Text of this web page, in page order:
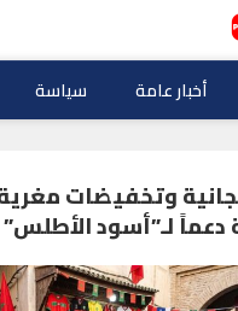
أخبار عامة سياسة
وتخفيضات
دعماً لـ”أسود